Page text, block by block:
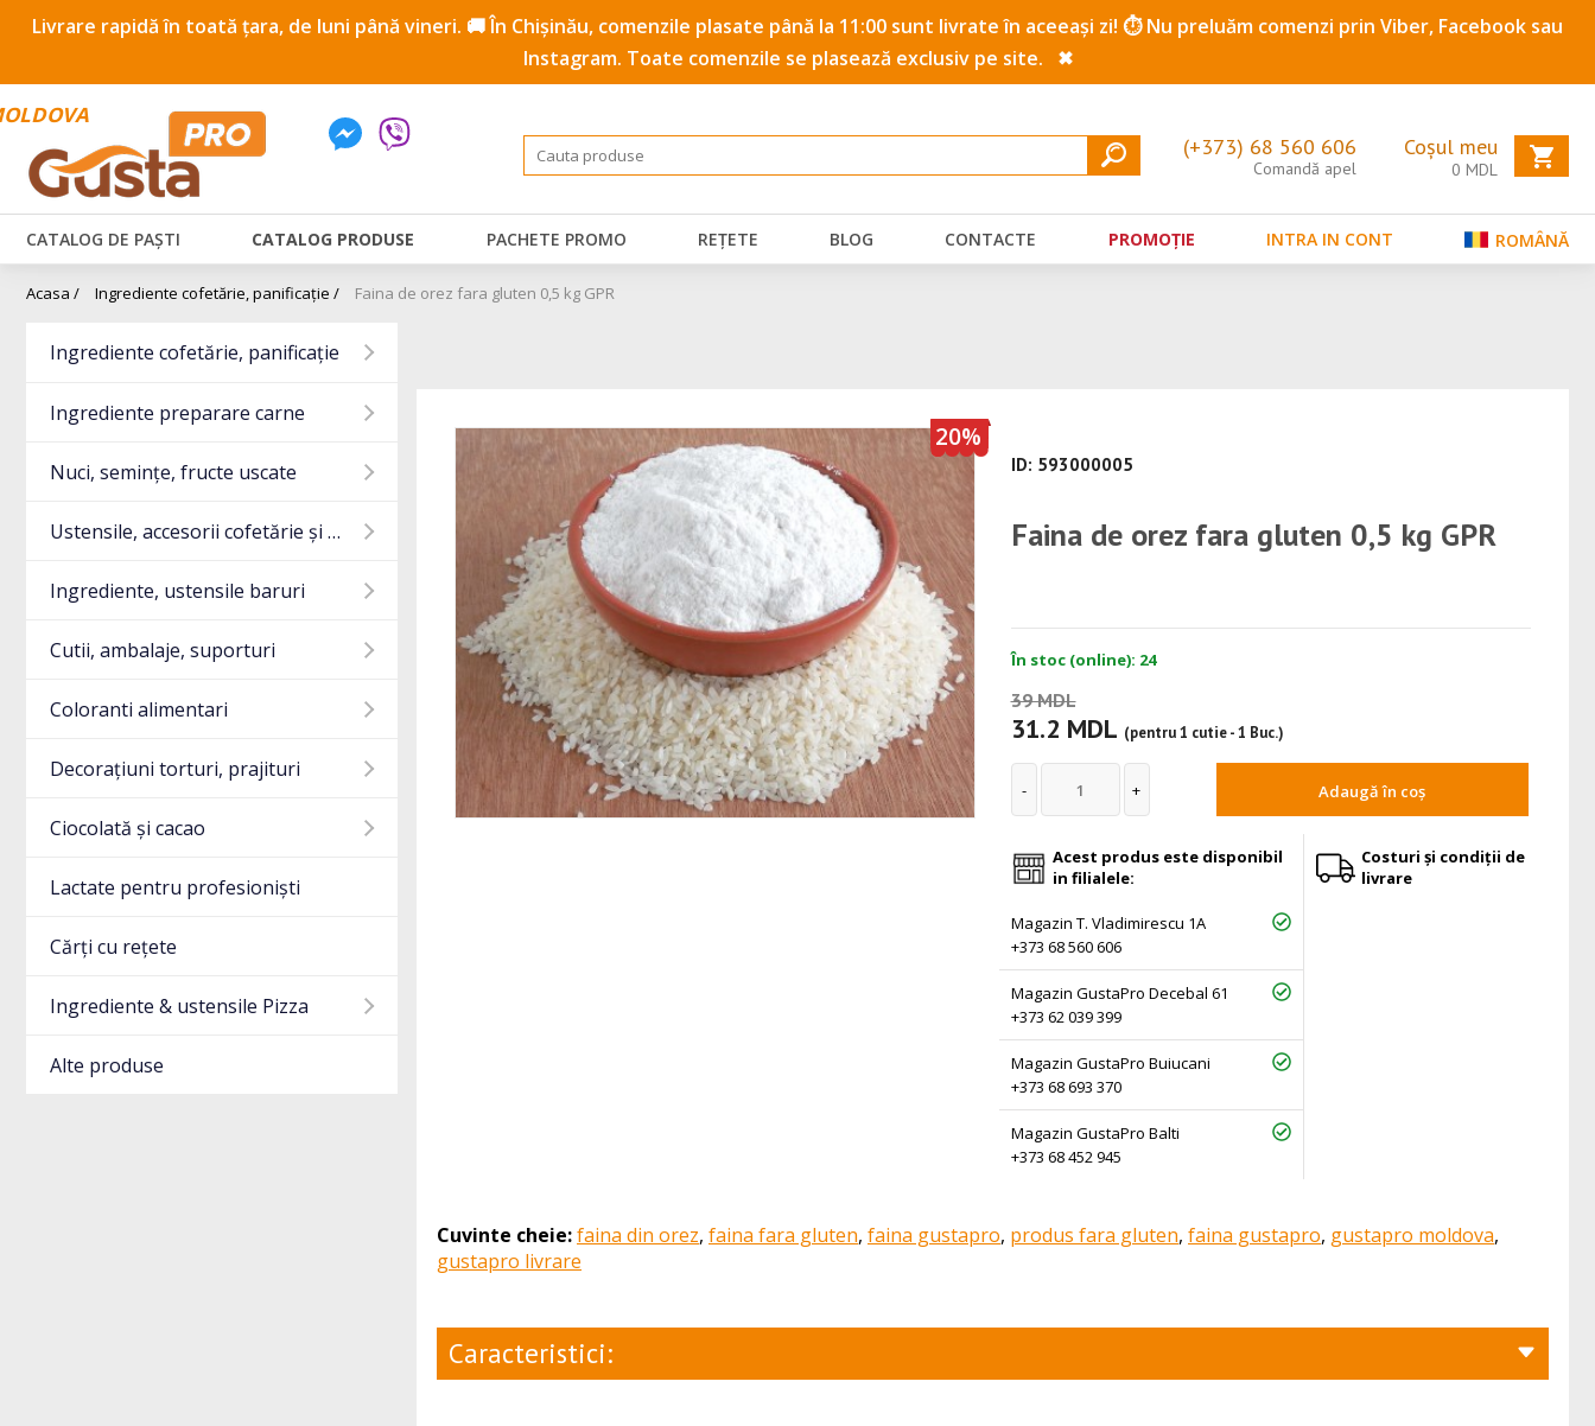
Livrare rapidă în toată țara, de luni până vineri. 🚚 În Chișinău, comenzile plasate până la 11:00 sunt livrate în aceeași zi! ⏱️ Nu preluăm comenzi prin Viber, Facebook sau
Instagram. Toate comenzile se plasează exclusiv pe site.
✖
Coșul meu
0 MDL
(+373) 68 560 606
Comandă apel
CATALOG DE PAȘTI CATALOG PRODUSE PACHETE PROMO REȚETE BLOG CONTACTE PROMOȚIE INTRA IN CONT ROMÂNĂ
Acasa / Ingrediente cofetărie, panificație / Faina de orez fara gluten 0,5 kg GPR
Ingrediente cofetărie, panificație
Ingrediente preparare carne
Nuci, semințe, fructe uscate
Ustensile, accesorii cofetărie și gatit
Ingrediente, ustensile baruri
Cutii, ambalaje, suporturi
Coloranti alimentari
Decorațiuni torturi, prajituri
Ciocolată și cacao
Lactate pentru profesioniști
Cărți cu rețete
Ingrediente & ustensile Pizza
Alte produse
20%
ID: 593000005
Faina de orez fara gluten 0,5 kg GPR
În stoc (online): 24
39 MDL
31.2 MDL (pentru 1 cutie - 1 Buc.)
Adaugă în coș
Acest produs este disponibil
in filialele:
Magazin T. Vladimirescu 1A
+373 68 560 606
Magazin GustaPro Decebal 61
+373 62 039 399
Magazin GustaPro Buiucani
+373 68 693 370
Magazin GustaPro Balti
+373 68 452 945
Costuri și condiții de
livrare
Cuvinte cheie:faina din orez, faina fara gluten, faina gustapro, produs fara gluten, faina gustapro, gustapro moldova,
gustapro livrare
Caracteristici: